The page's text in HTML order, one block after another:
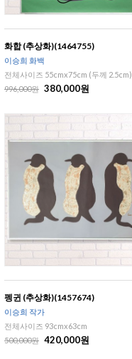
화합 (추상화)(1464755)
이승희 화백
전체사이즈 55cmx75cm (두께 2.5cm)
996,000원 380,000원
펭귄 (추상화)(1457674)
이승희 작가
전체사이즈 93cmx63cm
500,000원 420,000원